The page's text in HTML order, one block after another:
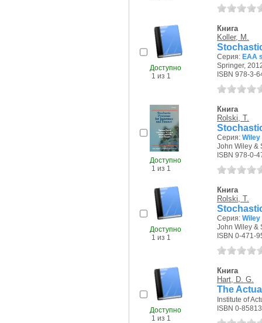
Доступно
1 из 1
Книга
Koller, M.
Серия: EAA
Springer,
ISBN 978-3-
Доступно
1 из 1
Книга
Rolski, T.
Серия:
John Wiley &
ISBN 978-0-
Доступно
1 из 1
Книга
Rolski, T.
Серия:
John Wiley &
ISBN 0-471-
Доступно
1 из 1
Книга
Hart, D. G.
The
Institute of
ISBN 0-